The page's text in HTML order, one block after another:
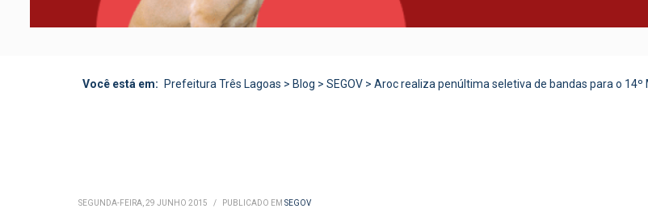
Você está em: Prefeitura Três Lagoas > Blog > SEGOV > Aroc realiza penúltima seletiva de bandas para o 14º
SEGUNDA-FEIRA, 29 JUNHO 2015 / PUBLICADO EM SEGOV